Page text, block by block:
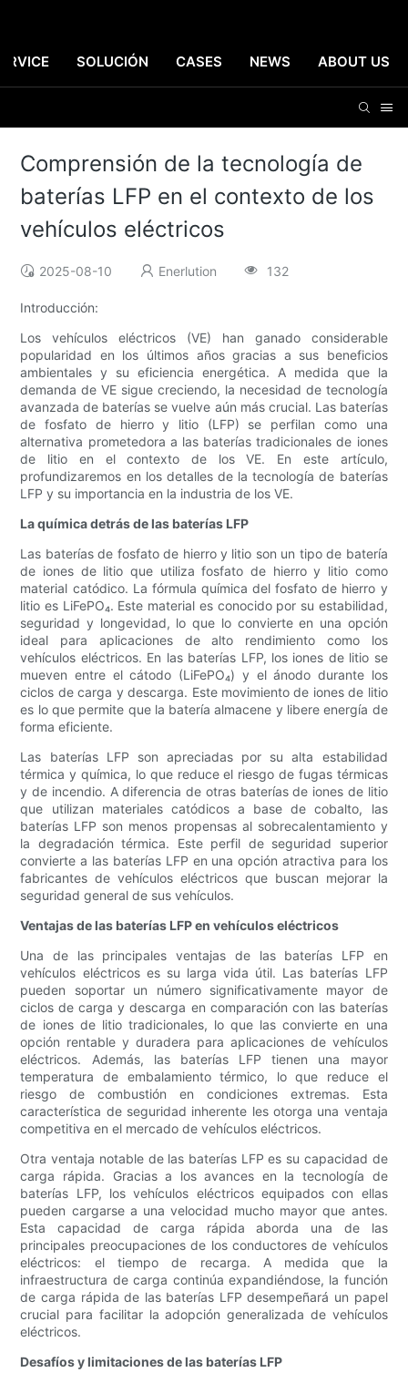
SOLUCIÓN CASES NEWS ABOUT US
Comprensión de la tecnología de
baterías LFP en el contexto de los
vehículos eléctricos
2025-08-10 Enerlution 132
Introducción:
Los vehículos eléctricos (VE) han ganado considerable
popularidad en los últimos años gracias a sus beneficios
ambientales y su eficiencia energética. A medida que la
demanda de VE sigue creciendo, la necesidad de tecnología
avanzada de baterías se vuelve aún más crucial. Las baterías
de fosfato de hierro y litio (LFP) se perfilan como una
alternativa prometedora a las baterías tradicionales de iones
de litio en el contexto de los VE. En este artículo,
profundizaremos en los detalles de la tecnología de baterías
LFP y su importancia en la industria de los VE.
La química detrás de las baterías LFP
Las baterías de fosfato de hierro y litio son un tipo de batería
de iones de litio que utiliza fosfato de hierro y litio como
material catódico. La fórmula química del fosfato de hierro y
litio es LiFePO₄. Este material es conocido por su estabilidad,
seguridad y longevidad, lo que lo convierte en una opción
ideal para aplicaciones de alto rendimiento como los
vehículos eléctricos. En las baterías LFP, los iones de litio se
mueven entre el cátodo (LiFePO₄) y el ánodo durante los
ciclos de carga y descarga. Este movimiento de iones de litio
es lo que permite que la batería almacene y libere energía de
forma eficiente.
Las baterías LFP son apreciadas por su alta estabilidad
térmica y química, lo que reduce el riesgo de fugas térmicas
y de incendio. A diferencia de otras baterías de iones de litio
que utilizan materiales catódicos a base de cobalto, las
baterías LFP son menos propensas al sobrecalentamiento y
la degradación térmica. Este perfil de seguridad superior
convierte a las baterías LFP en una opción atractiva para los
fabricantes de vehículos eléctricos que buscan mejorar la
seguridad general de sus vehículos.
Ventajas de las baterías LFP en vehículos eléctricos
Una de las principales ventajas de las baterías LFP en
vehículos eléctricos es su larga vida útil. Las baterías LFP
pueden soportar un número significativamente mayor de
ciclos de carga y descarga en comparación con las baterías
de iones de litio tradicionales, lo que las convierte en una
opción rentable y duradera para aplicaciones de vehículos
eléctricos. Además, las baterías LFP tienen una mayor
temperatura de embalamiento térmico, lo que reduce el
riesgo de combustión en condiciones extremas. Esta
característica de seguridad inherente les otorga una ventaja
competitiva en el mercado de vehículos eléctricos.
Otra ventaja notable de las baterías LFP es su capacidad de
carga rápida. Gracias a los avances en la tecnología de
baterías LFP, los vehículos eléctricos equipados con ellas
pueden cargarse a una velocidad mucho mayor que antes.
Esta capacidad de carga rápida aborda una de las
principales preocupaciones de los conductores de vehículos
eléctricos: el tiempo de recarga. A medida que la
infraestructura de carga continúa expandiéndose, la función
de carga rápida de las baterías LFP desempeñará un papel
crucial para facilitar la adopción generalizada de vehículos
eléctricos.
Desafíos y limitaciones de las baterías LFP